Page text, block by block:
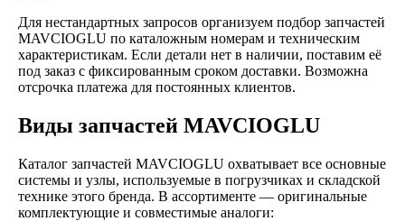
Для нестандартных запросов организуем подбор запчастей
MAVCIOGLU по каталожным номерам и техническим
характеристикам. Если детали нет в наличии, поставим её
под заказ с фиксированным сроком доставки. Возможна
отсрочка платежа для постоянных клиентов.
Виды запчастей MAVCIOGLU
Каталог запчастей MAVCIOGLU охватывает все основные
системы и узлы, используемые в погрузчиках и складской
технике этого бренда. В ассортименте — оригинальные
комплектующие и совместимые аналоги: